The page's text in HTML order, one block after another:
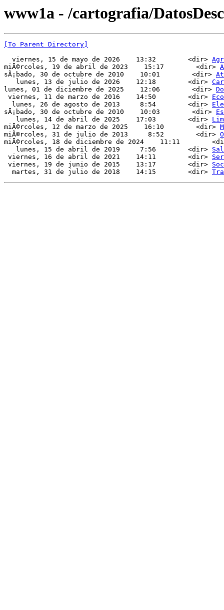
www1a - /cartografia/
[To Parent Directory]
  viernes, 15 de mayo de 2026    13:32        <dir>
miÃ©rcoles, 19 de abril de 2023    15:17        <dir>
sÃ¡bado, 30 de octubre de 2010    10:01        <dir>
   lunes, 13 de julio de 2026    12:18        <dir>
lunes, 01 de diciembre de 2025    12:06        <dir>
viernes, 11 de marzo de 2016    14:50        <dir>
  lunes, 26 de agosto de 2013     8:54        <dir>
sÃ¡bado, 30 de octubre de 2010    10:03        <dir>
   lunes, 14 de abril de 2025    17:03        <dir>
miÃ©rcoles, 12 de marzo de 2025    16:10        <dir>
miÃ©rcoles, 31 de julio de 2013     8:52        <dir>
miÃ©rcoles, 18 de diciembre de 2024    11:11
   lunes, 15 de abril de 2019     7:56        <dir>
viernes, 16 de abril de 2021    14:11        <dir>
viernes, 19 de junio de 2015    13:17        <dir>
  martes, 31 de julio de 2018    14:15        <dir>